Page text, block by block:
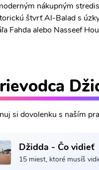
nákupným
štvrť Al-Balad s
alebo Nasseef
si dovolenku s naším
Džidda - Čo vidieť
15 miest, ktoré musíš